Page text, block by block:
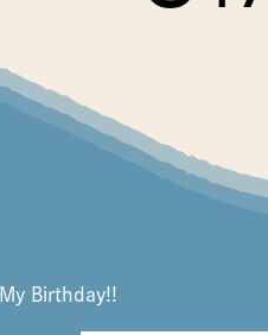
My Birthday!!